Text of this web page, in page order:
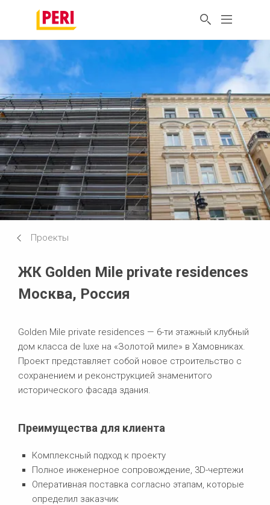
Проекты
ЖК Golden Mile private residences
Москва, Россия
Golden Mile private residences — 6-ти этажный клубный
дом класса de luxe на «Золотой миле» в Хамовниках.
Проект представляет собой новое строительство с
сохранением и реконструкцией знаменитого
исторического фасада здания.
Преимущества для клиента
Комплексный подход к проекту
Полное инженерное сопровождение, 3D-чертежи
Оперативная поставка согласно этапам, которые
определил заказчик